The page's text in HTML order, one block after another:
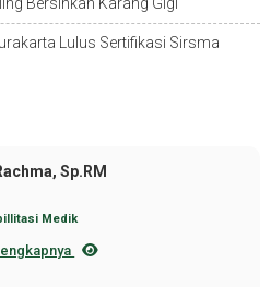
Lulus Sertifikasi Sirsma
Sp.RM
Medik